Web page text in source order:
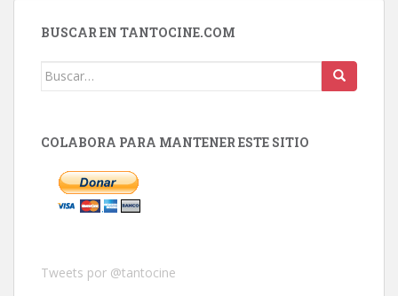
BUSCAR EN TANTOCINE.COM
Buscar:
COLABORA PARA MANTENER ESTE SITIO
Tweets por @tantocine